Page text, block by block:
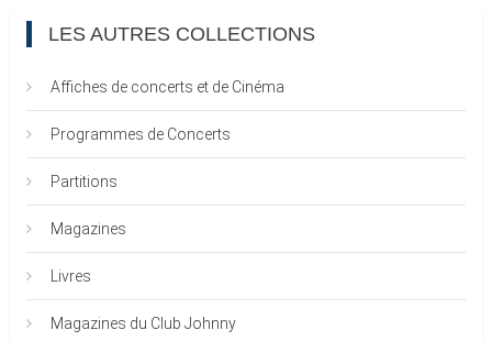
LES AUTRES COLLECTIONS
Affiches de concerts et de Cinéma
Programmes de Concerts
Partitions
Magazines
Livres
Magazines du Club Johnny